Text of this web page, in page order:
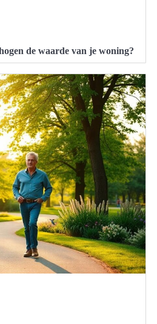
de waarde van je woning?